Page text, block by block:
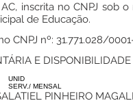
inscrita no CNPJ sob
de Educação.
CNPJ nº: 31.771.028/
E
UNID
SERV./ MENSAL
PINHEIRO